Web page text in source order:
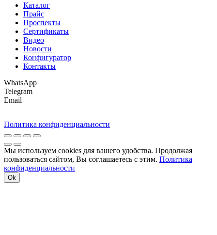
Каталог
Прайс
Проспекты
Сертификаты
Видео
Новости
Конфигуратор
Контакты
WhatsApp
Telegram
Email
Политика конфиденциальности
Мы используем cookies для вашего удобства. Продолжая
пользоваться сайтом, Вы соглашаетесь с этим. Политика
конфиденциальности
Ok